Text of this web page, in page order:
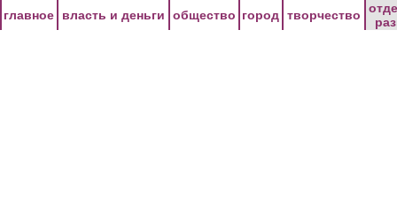
главное власть и деньги общество город творчество